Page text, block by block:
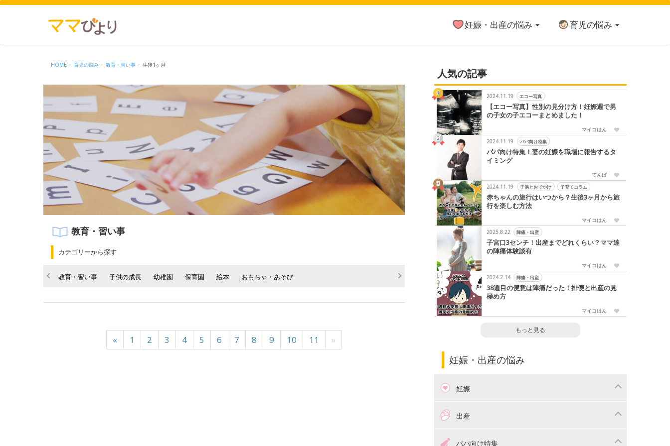
妊娠・出産の悩み 育児の悩み
HOME 育児の悩み 教育・習い事 生後1ヶ月
教育・習い事
カテゴリーから探す
教育・習い事 子供の成長 幼稚園 保育園 絵本 おもちゃ・あそび
« 1 2 3 4 5 6 7 8 9 10 11 »
人気の記事
2024.11.19 エコー写真
【エコー写真】性別の見分け方！妊娠週で男
の子女の子エコーまとめました！
マイコはん
2024.11.19
パパ向け特集
パパ向け特集！妻の妊娠を職場に報告するタ
イミング
てんぱ
2024.11.19
子供とおでかけ 子育てコラム
赤ちゃんの旅行はいつから？生後3ヶ月から旅
行を楽しむ方法
マイコはん
2025.8.22
陣痛・出産
子宮口3センチ！出産までどれくらい？ママ達
の陣痛体験談有
マイコはん
2024.2.14
陣痛・出産
38週目の便意は陣痛だった！排便と出産の見
極め方
マイコはん
もっと見る
妊娠・出産の悩み
妊娠
つわり
妊娠中の食事
出産
出産準備パパ向け特集